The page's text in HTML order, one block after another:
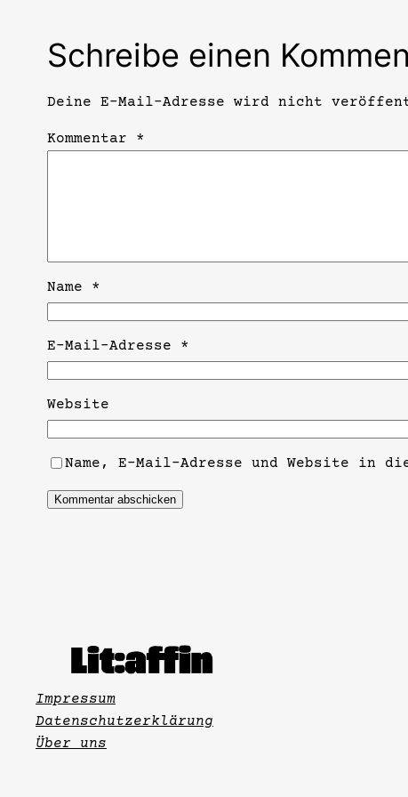
Schreibe einen
Deine E-Mail-Adresse wird nicht
Kommentar *
Name *
E-Mail-Adresse *
Website
Name, E-Mail-Adresse und Website in
Impressum
Datenschutzerklärung
Über uns